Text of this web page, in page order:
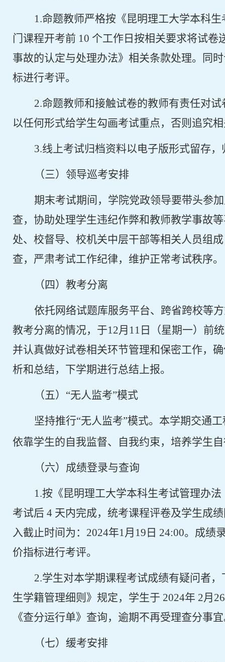
1.命题教师严格按《昆明理工大学本科
门课程开考前 10 个工作日按相关要求将试卷
事故的认定与处理办法》相关条款处理。同
标进行考评。
2.命题教师和接触试卷的教师有责任对
以任何形式给学生勾画考试重点，否则追究
3.线上考试归档资料以电子版形式留存
（三）领导巡考安排
期末考试期间，学院党政领导要带头参
查，协助处理学生违纪作弊和教师教学事故
处、校督导、校机关中层干部等相关人员组
查，严肃考试工作纪律，维护正常考试秩序。
（四）教考分离
依托网络试题库服务平台、跨省跨校等
教考分离的情况，于12月 11 日（星期一）前
并认真做好试卷相关环节管理和保密工作，
析和总结，下学期进行总结上报。
（五）“无人监考”模式
坚持推行“无人监考”模式。本学期交通
依靠学生的自我监督、自我约束，培养学生
（六）成绩登录与查询
1.按《昆明理工大学本科生考试管理办
考试后 4 天内完成，统考课程评卷及学生成
入截止时间为： 2024年1月 19 日 24:00。成绩
价指标进行考评。
2.学生对本学期课程考试成绩有疑问者
生学籍管理细则》规定，学生于 2024年 2月
《查分运行单》查询，逾期不再受理查分事
（七）缓考安排